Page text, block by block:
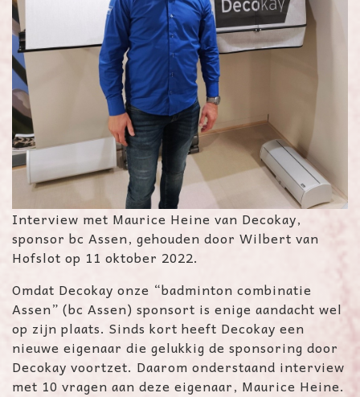
Interview met Maurice Heine van Decokay,
sponsor bc Assen, gehouden door Wilbert van
Hofslot op 11 oktober 2022.
Omdat Decokay onze “badminton combinatie
Assen” (bc Assen) sponsort is enige aandacht wel
op zijn plaats. Sinds kort heeft Decokay een
nieuwe eigenaar die gelukkig de sponsoring door
Decokay voortzet. Daarom onderstaand interview
met 10 vragen aan deze eigenaar, Maurice Heine.